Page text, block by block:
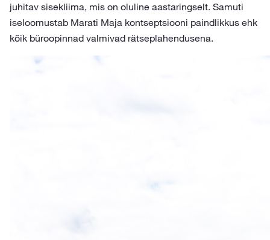
juhitav sisekliima, mis on oluline aastaringselt. Samuti
iseloomustab Marati Maja kontseptsiooni paindlikkus ehk
kõik büroopinnad valmivad rätseplahendusena.